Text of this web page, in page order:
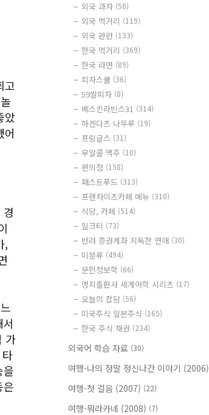
고
았
어
,
가
을
은
외국 과자 (58)
외국 먹거리 (119)
외국 관련 (133)
한국 먹거리 (369)
한국 라면 (89)
피자스쿨 (36)
59쌀피자 (8)
베스킨라빈스31 (314)
하겐다즈 나뚜루 (19)
프링글스 (31)
무알콜 맥주 (10)
편의점 (158)
패스트푸드 (313)
프랜차이즈카페 메뉴 (310)
식당, 카페 (514)
밀크티 (73)
반려 증권계좌 지독한 연애 (30)
미분류 (494)
문헌정보학 (66)
명지출판사 세계어학 시리즈 (17)
오늘의 잡담 (56)
미국주식 일본주식 (165)
한국 주식 채권 (234)
외국어 학습 자료 (30)
여행-나의 정말 정신나간 이야기 (2006)
여행-첫 걸음 (2007) (22)
여행-뭐라카네 (2008) (7)